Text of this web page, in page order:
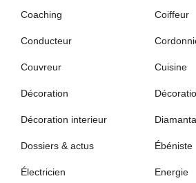
Coaching Coiffeur
Conducteur
Couvreur Cuisine
Décoration
Décoration interieur
Dossiers & actus Ébéniste
Électricien Energie